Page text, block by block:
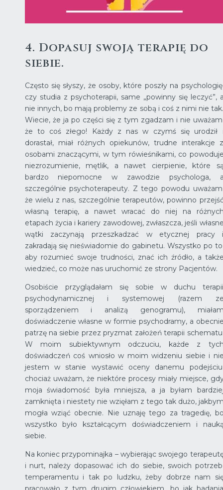
4. Dopasuj swoją terapię do
siebie.
Często się słyszy, że osoby, które poszły na
czy studia z psychoterapii, same „powinny się leczyć”,
nie innych, bo mają problemy ze sobą i coś z nimi nie
Wiecie, że ja po części się z tym zgadzam i nie
że to coś złego! Każdy z nas w czymś się urodził
dorastał, miał różnych opiekunów, trudne interakcje
osobami znaczącymi, w tym rówieśnikami, co
niezrozumienie, mętlik, a nawet cierpienie, które
bardzo niepomocne w zawodzie psychologa,
szczególnie psychoterapeuty. Z tego powodu
że wielu z nas, szczególnie terapeutów, powinno
własną terapię, a nawet wracać do niej na
etapach życia i kariery zawodowej, zwłaszcza, jeśli
wątki zaczynają przeszkadzać w etycznej pracy
zakradają się nieświadomie do gabinetu. Wszystko po
aby rozumieć swoje trudności, znać ich źródło, a
wiedzieć, co może nas uruchomić ze strony Pacjentów.
Osobiście przyglądałam się sobie w duchu
psychodynamicznej i systemowej (razem
sporządzeniem i analizą genogramu),
doświadczenie własne w formie psychodramy, a
patrzę na siebie przez pryzmat założeń terapii
W moim subiektywnym odczuciu, każde z
doświadczeń coś wniosło w moim widzeniu siebie i
jestem w stanie wystawić oceny danemu
chociaż uważam, że niektóre procesy miały miejsce,
moja świadomość była mniejsza, a ja byłam
zamknięta i niestety nie wzięłam z tego tak dużo,
mogła wziąć obecnie. Nie uznaję tego za tragedię,
wszystko było kształcącym doświadczeniem i
siebie.
Na koniec przypominajka – wybierając swojego
i nurt, należy dopasować ich do siebie, swoich
temperamentu i tak po ludzku, żeby dobrze nam